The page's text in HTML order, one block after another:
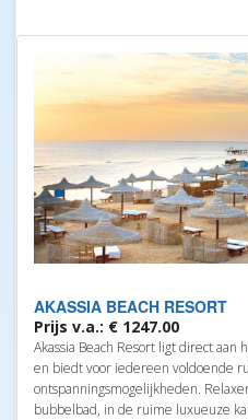
AKASSIA BEACH RESORT
Prijs v.a.: € 1247.00
Akassia Beach Resort ligt direct
en biedt voor iedereen voldoende
ontspanningsmogelijkheden.
bubbelbad, in de ruime luxueuze